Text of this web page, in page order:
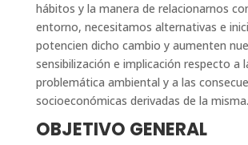
hábitos y la manera de relacionarnos
entorno, necesitamos alternativas e
potencien dicho cambio y aumenten
sensibilización e implicación respecto a
problemática ambiental y a las
socioeconómicas derivadas de la misma.
OBJETIVO GENERAL